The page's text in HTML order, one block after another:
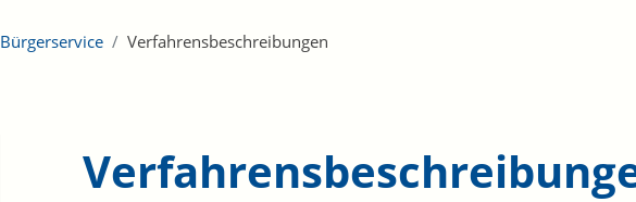
Bürgerservice Verfahrensbeschreibungen